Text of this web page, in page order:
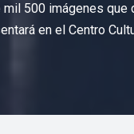
500 imágenes que
en el Centro